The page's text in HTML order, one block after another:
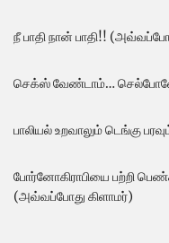
நீ பாதி நான் பாதி!!
செக்ஸ் வேண்டாம்…
பாலியல் உறவாலும் டெங்கு
போர்னோகிராபியை பற்றி
(அவ்வப்போது கிளாமர்)